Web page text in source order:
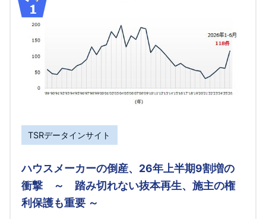
TSRデータインサイト
ハウスメーカーの倒産、26年上半期9割増の
衝撃 ～ 踏み切れない抜本再生、施主の権
利保護も重要 ～